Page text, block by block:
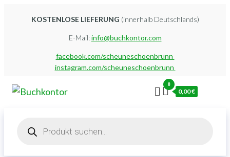
KOSTENLOSE LIEFERUNG (innerhalb Deutschlands)
E-Mail:info@buchkontor.com
facebook.com/scheuneschoenbrunn
instagram.com/scheuneschoenbrunn
0
0,00 €
search